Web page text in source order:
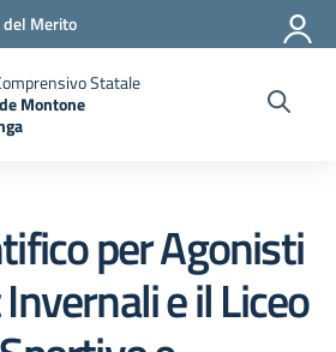
Merito
Statale
Montone
per Agonisti
e il Liceo